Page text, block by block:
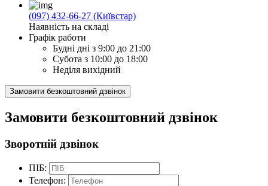
(097) 432-66-27 (Київстар)
Наявність на складі
Графік работи
Будні дні з 9:00 до 21:00
Субота з 10:00 до 18:00
Неділя вихідний
Замовити безкоштовний дзвінок
Замовити безкоштовний дзвінок
Зворотній дзвінок
ПІБ:
Телефон: